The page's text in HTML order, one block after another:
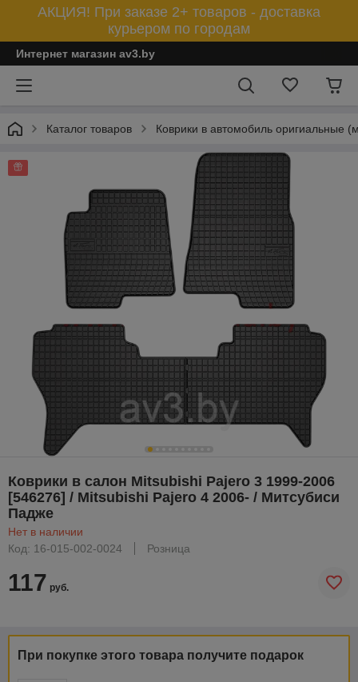
АКЦИЯ! При заказе 2+ товаров - доставка
курьером по городам
Интернет магазин av3.by
Каталог товаров Коврики в автомобиль оригиальные
Коврики в салон Mitsubishi Pajero 3 1999-2006
[546276] / Mitsubishi Pajero 4 2006- / Митсубиси
Падже
Нет в наличии
Код: 16-015-002-0024
Розница
117 руб.
При покупке этого товара получите подарок